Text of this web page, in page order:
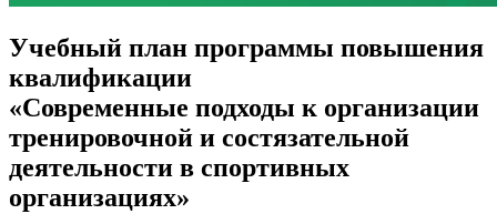
Учебный план программы повышения
квалификации
«Современные подходы к организации
тренировочной и состязательной
деятельности в спортивных
организациях»